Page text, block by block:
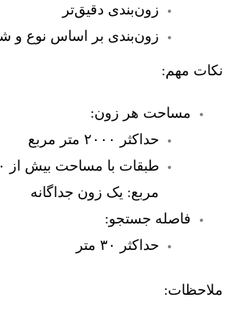
زون‌بندی دقیق‌تر
زون‌بندی بر اساس نوع
نکات مهم:
مساحت هر زون:
حداکثر ۲۰۰۰ متر مربع
مربع: یک زون جداگانه
فاصله جستجو:
حداکثر ۳۰ متر
ملاحظات: